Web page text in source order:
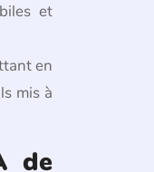
et
en
mis à
de